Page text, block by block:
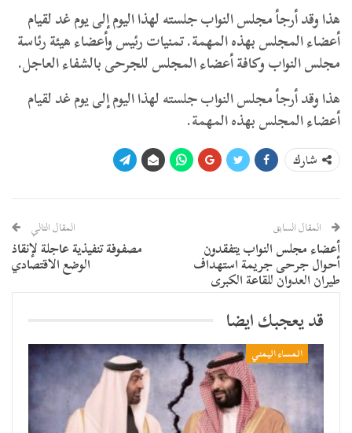
هذا وقد أرجأ مجلس النواب جلسته لهذا اليوم إلى يوم غد لقيام
أعضاء المجلس بهذه المهمة. تمنيات رئيس وأعضاء هيئة رئاسة
مجلس النواب وكافة أعضاء المجلس للجرحى بالشفاء العاجل.
هذا وقد أرجأ مجلس النواب جلسته لهذا اليوم إلى يوم غد لقيام
أعضاء المجلس بهذه المهمة.
شارك
المقال السابق
أعضاء مجلس النواب يتفقدون
أحوال جرحى جريمة استهداف
طيران العدوان للقاعة الكبرى
المقال التالي
مصفوفة تنفيذية عاجلة لإنقاذ
الوضع الاقتصادي
قد يعجبك ايضا
المساء اليمني